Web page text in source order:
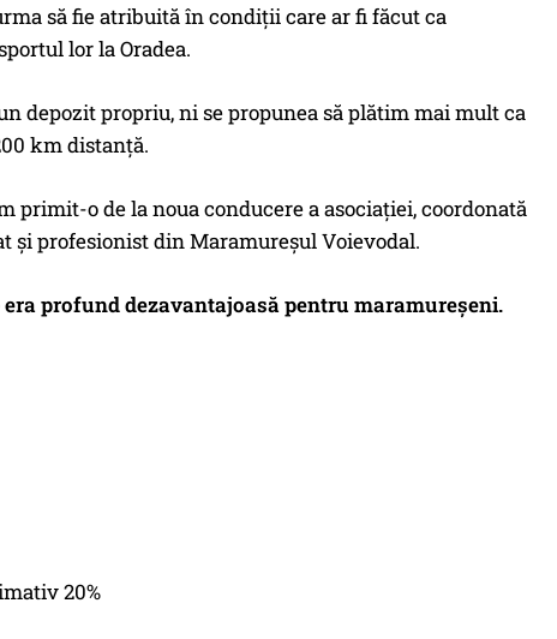
să fie atribuită în condiții care ar fi făcut ca
lor la Oradea.
depozit propriu, ni se propunea să plătim mai mult ca
km distanță.
primit-o de la noua conducere a asociației, coordonată
și profesionist din Maramureșul Voievodal.
profund dezavantajoasă pentru maramureșeni.
20%